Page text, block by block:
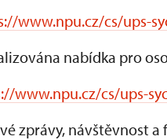
www.npu.cz/cs/ups-
nabídka pro
www.npu.cz/cs/ups-
zprávy, návštěvnost